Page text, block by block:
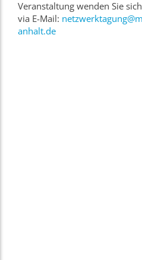
Veranstaltung wenden Sie
via E-Mail:
anhalt.de